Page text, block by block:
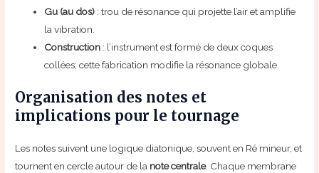
Gu (au dos) : trou de résonance qui projette l’air et amplifie
la vibration.
Construction : l’instrument est formé de deux coques
collées; cette fabrication modifie la résonance globale.
Organisation des notes et
implications pour le tournage
Les notes suivent une logique diatonique, souvent en Ré mineur, et
tournent en cercle autour de la note centrale. Chaque membrane